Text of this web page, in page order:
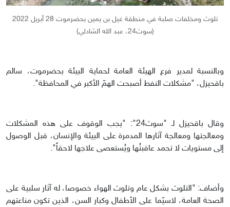
تلوث ومخلفات صلبة في منطقة غيل بن يمين بحضرموت 28 أبريل 2022
(سوث24، عبد الله الشادلي)
وبالنسبة لمدير فرع الهيئة العامة لحماية البيئة بحضرموت، سالم
باقحيزل، "مشكلات النفط أصبحت الهمّ الأكبر في المحافظة".
وقال باقحيزل لـ "سوث24": "يجب الوقوف على هذه المشكلات
ومعالجتها ومعالجة آثارها المدمرة على البيئة والإنسان، قبل الوصول
إلى مستويات لا تحمد عاقبتُها ويُستعصى علاجها لاحقاً".
وأضاف: "التلوث بشكل عام وتلوث الهواء خصوصا، له آثار سلبية على
الصحة العامة، لاسيّما على الأطفال وكبار السن، الذين تكون مناعتهم